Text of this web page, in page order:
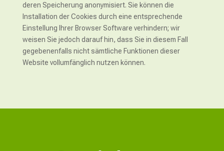
deren Speicherung anonymisiert. Sie können die
Installation der Cookies durch eine entsprechende
Einstellung Ihrer Browser Software verhindern; wir
weisen Sie jedoch darauf hin, dass Sie in diesem Fall
gegebenenfalls nicht sämtliche Funktionen dieser
Website vollumfänglich nutzen können.